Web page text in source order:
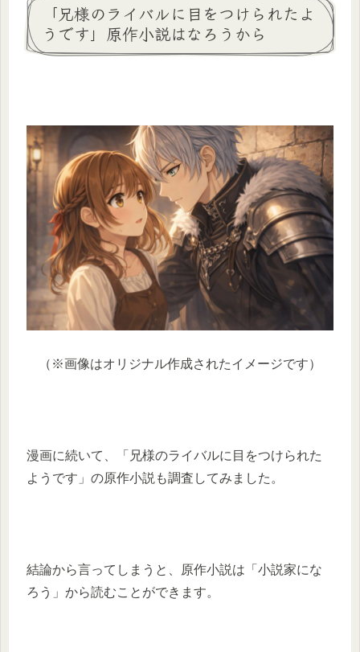
「兄様のライバルに目をつけられたよ
うです」原作小説はなろうから
（※画像はオリジナル作成されたイメージです）
漫画に続いて、「兄様のライバルに目をつけられた
ようです」の原作小説も調査してみました。
結論から言ってしまうと、原作小説は「小説家にな
ろう」から読むことができます。